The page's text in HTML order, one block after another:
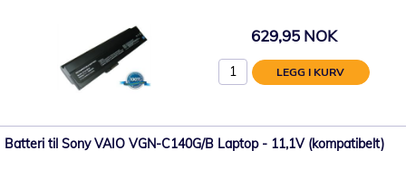
629,95 NOK
LEGG I KURV
Batteri til Sony VAIO VGN-C140G/B Laptop - 11,1V (kompatibelt)